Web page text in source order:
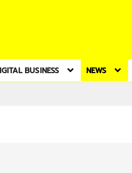
BUSINESS NEWS